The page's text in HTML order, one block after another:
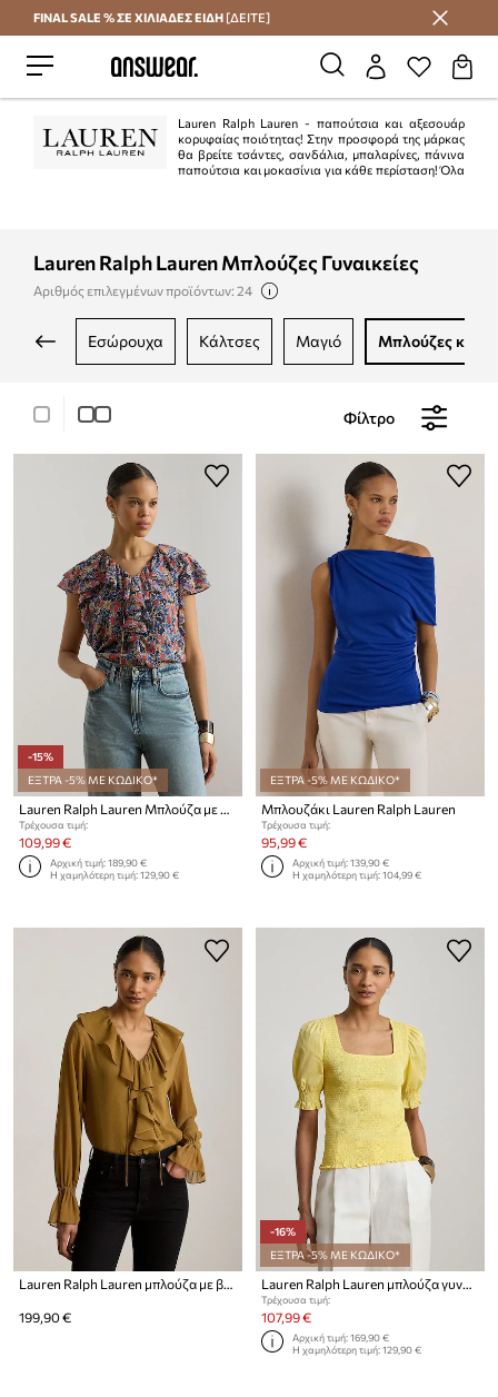
Εξοικονομήστε με το Answear Club
FINAL SALE % ΣΕ ΧΙΛΙΑΔΕΣ ΕΙΔΗ [ΔΕΙΤΕ]
Lauren Ralph Lauren - παπούτσια και αξεσουάρ
κορυφαίας ποιότητας! Στην προσφορά της μάρκας
θα βρείτε τσάντες, σανδάλια, μπαλαρίνες, πάνινα
παπούτσια και μοκασίνια για κάθε περίσταση! Όλα
Lauren Ralph Lauren Μπλούζες Γυναικείες
Αριθμός επιλεγμένων προϊόντων: 24
εσώρουχα κάλτσες μαγιό μπλούζες και
Φίλτρο
-15%
ΕΞΤΡΑ -5% ΜΕ ΚΩΔΙΚΟ*
Lauren Ralph Lauren Μπλούζα με βολάν γυναικεία
Τρέχουσα τιμή:
109,99 €
Αρχική τιμή:189,90 €
Η χαμηλότερη τιμή:129,90 €
ΕΞΤΡΑ -5% ΜΕ ΚΩΔΙΚΟ*
Μπλουζάκι Lauren Ralph Lauren
Τρέχουσα τιμή:
95,99 €
Αρχική τιμή:139,90 €
Η χαμηλότερη τιμή:104,99 €
Lauren Ralph Lauren μπλούζα με βολάν γυναικεία
199,90 €
-16%
ΕΞΤΡΑ -5% ΜΕ ΚΩΔΙΚΟ*
Lauren Ralph Lauren μπλούζα γυναικεία βαμβακεία
Τρέχουσα τιμή:
107,99 €
Αρχική τιμή:169,90 €
Η χαμηλότερη τιμή:129,90 €